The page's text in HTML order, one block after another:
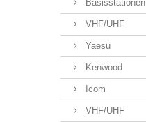
Basisstationen
VHF/UHF
Yaesu
Kenwood
Icom
VHF/UHF